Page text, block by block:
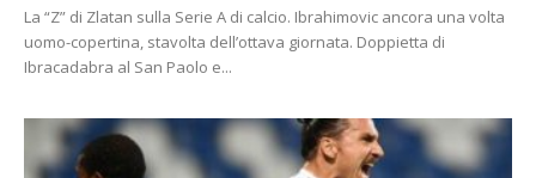
La “Z” di Zlatan sulla Serie A di calcio. Ibrahimovic ancora una volta
uomo-copertina, stavolta dell’ottava giornata. Doppietta di
Ibracadabra al San Paolo e...